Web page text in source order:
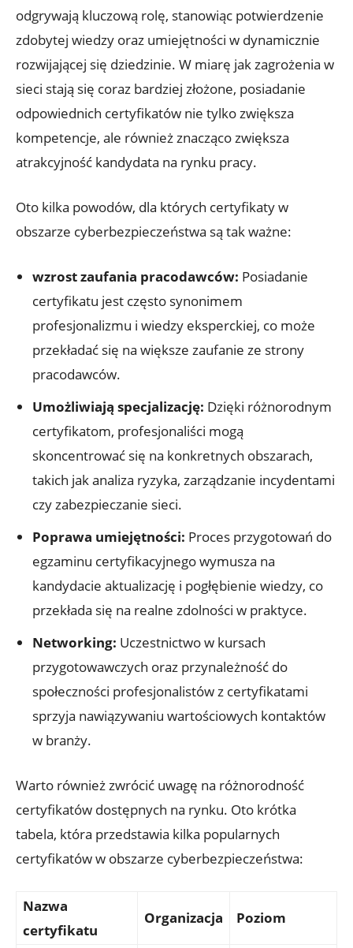
odgrywają kluczową rolę, stanowiąc potwierdzenie
zdobytej wiedzy oraz umiejętności w dynamicznie
rozwijającej się dziedzinie. W miarę jak zagrożenia w
sieci stają się coraz bardziej złożone, posiadanie
odpowiednich certyfikatów nie tylko zwiększa
kompetencje, ale również znacząco zwiększa
atrakcyjność kandydata na rynku pracy.
Oto kilka powodów, dla których certyfikaty w
obszarze cyberbezpieczeństwa są tak ważne:
wzrost zaufania pracodawców: Posiadanie
certyfikatu jest często synonimem
profesjonalizmu i wiedzy eksperckiej, co może
przekładać się na większe zaufanie ze strony
pracodawców.
Umożliwiają specjalizację: Dzięki różnorodnym
certyfikatom, profesjonaliści mogą
skoncentrować się na konkretnych obszarach,
takich jak analiza ryzyka, zarządzanie incydentami
czy zabezpieczanie sieci.
Poprawa umiejętności: Proces przygotowań do
egzaminu certyfikacyjnego wymusza na
kandydacie aktualizację i pogłębienie wiedzy, co
przekłada się na realne zdolności w praktyce.
Networking: Uczestnictwo w kursach
przygotowawczych oraz przynależność do
społeczności profesjonalistów z certyfikatami
sprzyja nawiązywaniu wartościowych kontaktów
w branży.
Warto również zwrócić uwagę na różnorodność
certyfikatów dostępnych na rynku. Oto krótka
tabela, która przedstawia kilka popularnych
certyfikatów w obszarze cyberbezpieczeństwa:
Nazwa
certyfikatu
Organizacja Poziom